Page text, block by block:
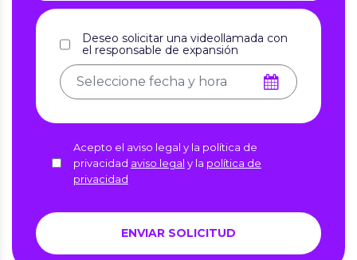
Deseo solicitar una videollamada con
el responsable de expansión
Acepto el aviso legal y la política de
privacidad aviso legal y la política de
privacidad